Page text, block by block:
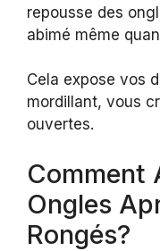
repousse des
abimé même
Cela expose vos
mordillant, vous
ouvertes.
Comment
Ongles
Rongés?